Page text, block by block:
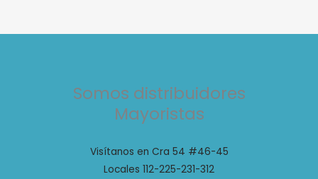
Somos distribuidores
Mayoristas
Visítanos en Cra 54 #46-45
Locales 112-225-231-312